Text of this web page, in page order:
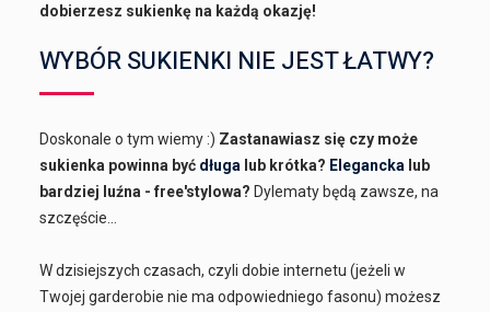
dobierzesz sukienkę na każdą okazję!
WYBÓR SUKIENKI NIE JEST ŁATWY?
Doskonale o tym wiemy :) Zastanawiasz się czy może
sukienka powinna być długa lub krótka? Elegancka lub
bardziej luźna - free'stylowa? Dylematy będą zawsze, na
szczęście...
W dzisiejszych czasach, czyli dobie internetu (jeżeli w
Twojej garderobie nie ma odpowiedniego fasonu) możesz